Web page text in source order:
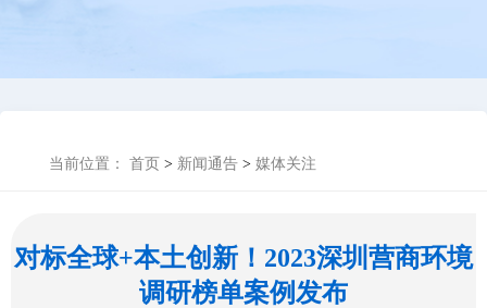
当前位置： 首页 > 新闻通告 > 媒体关注
对标全球+本土创新！2023深圳营商环境
调研榜单案例发布